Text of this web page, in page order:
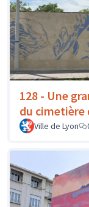
128 - Une
du cimetière
Ville de Lyon